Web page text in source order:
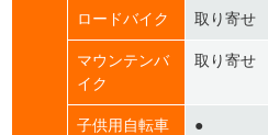
ロードバイク 取り寄せ
マウンテンバ
イク
取り寄せ
子供用自転車 ●